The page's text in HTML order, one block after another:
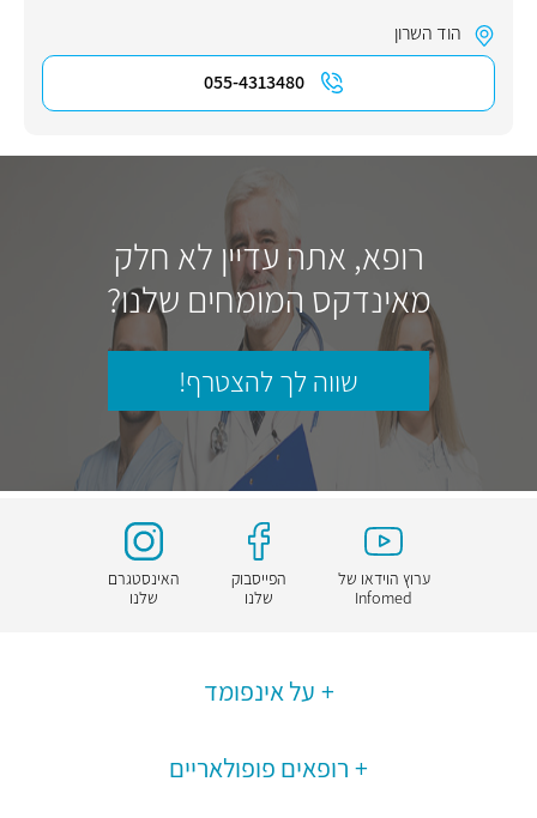
הוד השרון
055-4313480
רופא, אתה עדיין לא חלק
מאינדקס המומחים שלנו?
שווה לך להצטרף!
ערוץ הוידאו של
Infomed
הפייסבוק
שלנו
האינסטגרם
שלנו
על אינפומד
רופאים פופולאריים